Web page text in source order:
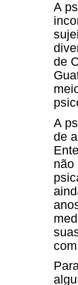
A
de
A
de
não